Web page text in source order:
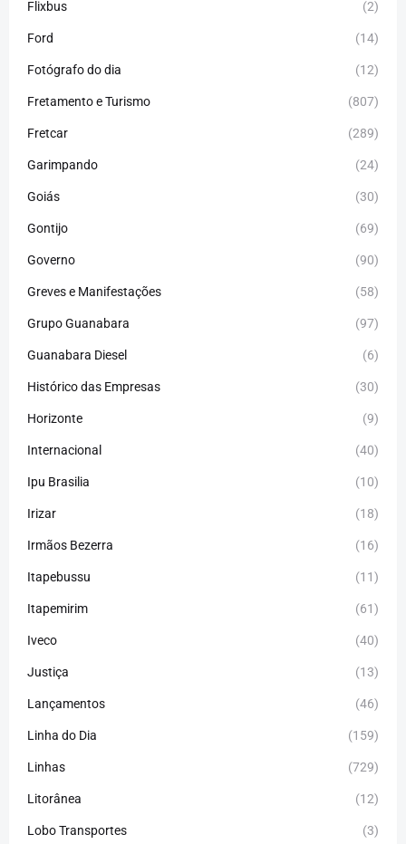
Flixbus (2)
Ford (14)
Fotógrafo do dia (12)
Fretamento e Turismo (807)
Fretcar (289)
Garimpando (24)
Goiás (30)
Gontijo (69)
Governo (90)
Greves e Manifestações (58)
Grupo Guanabara (97)
Guanabara Diesel (6)
Histórico das Empresas (30)
Horizonte (9)
Internacional (40)
Ipu Brasilia (10)
Irizar (18)
Irmãos Bezerra (16)
Itapebussu (11)
Itapemirim (61)
Iveco (40)
Justiça (13)
Lançamentos (46)
Linha do Dia (159)
Linhas (729)
Litorânea (12)
Lobo Transportes (3)